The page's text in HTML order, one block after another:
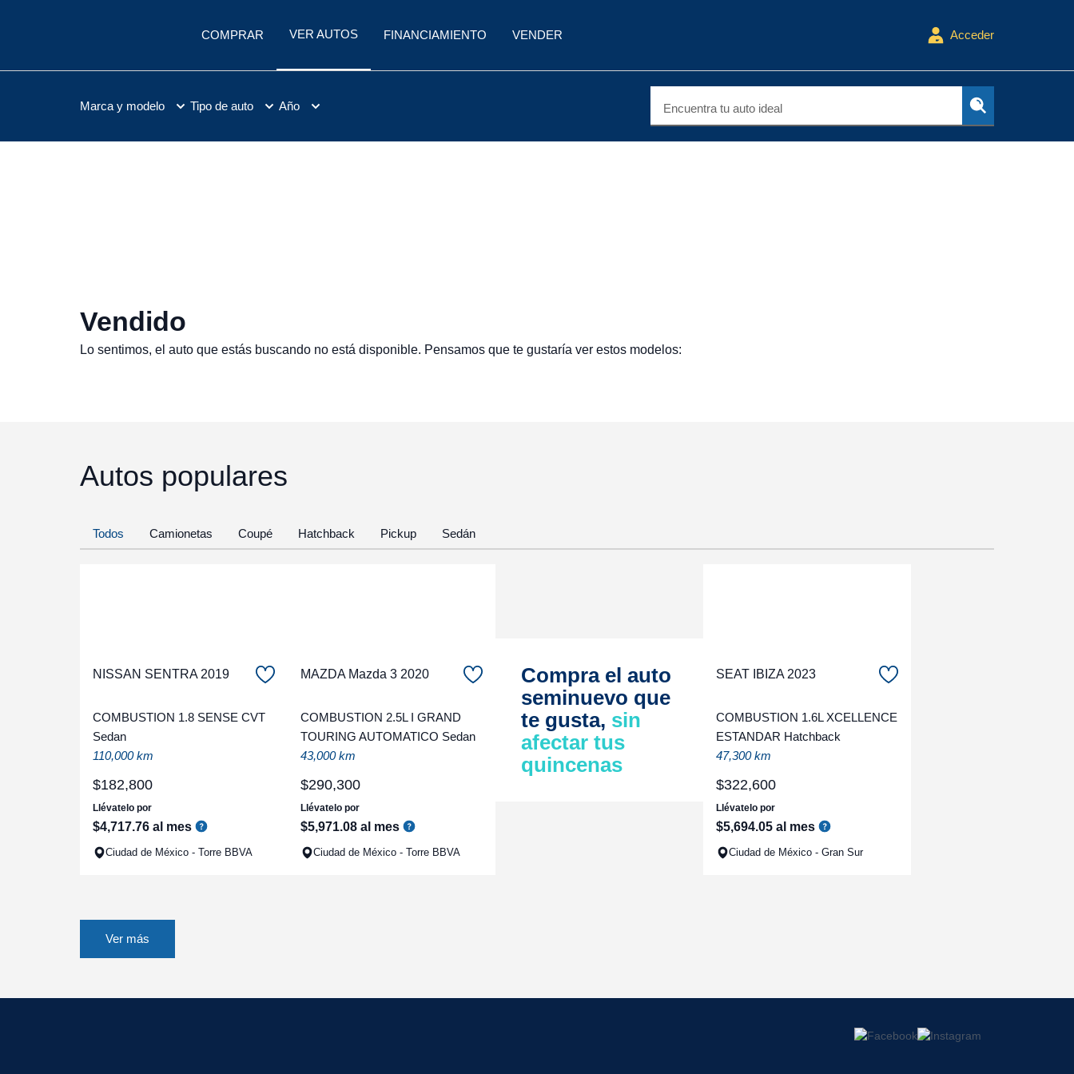
COMPRAR VER AUTOS FINANCIAMIENTO VENDER Acceder
Marca y modelo Tipo de auto Año Encuentra tu auto ideal
Vendido
Lo sentimos, el auto que estás buscando no está disponible. Pensamos que te gustaría ver estos modelos:
Autos populares
Todos Camionetas Coupé Hatchback Pickup Sedán
NISSAN SENTRA 2019
COMBUSTION 1.8 SENSE CVT
Sedan
110,000 km
$182,800
Llévatelo por
$4,717.76 al mes
Ciudad de México - Torre BBVA
MAZDA Mazda 3 2020
COMBUSTION 2.5L I GRAND
TOURING AUTOMATICO Sedan
43,000 km
$290,300
Llévatelo por
$5,971.08 al mes
Ciudad de México - Torre BBVA
Compra el auto
seminuevo que
te gusta, sin
afectar tus
quincenas
SEAT IBIZA 2023
COMBUSTION 1.6L XCELLENCE
ESTANDAR Hatchback
47,300 km
$322,600
Llévatelo por
$5,694.05 al mes
Ciudad de México - Gran Sur
Ver más